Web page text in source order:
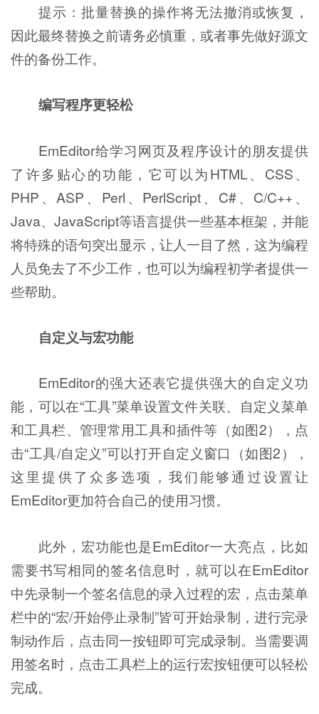
提示：批量替换的操作将无法撤消或恢复，
因此最终替换之前请务必慎重，或者事先做好源文
件的备份工作。
编写程序更轻松
EmEditor给学习网页及程序设计的朋友提供
了许多贴心的功能，它可以为HTML、CSS、
PHP、ASP、Perl、PerlScript、C#、C/C++、
Java、JavaScript等语言提供一些基本框架，并能
将特殊的语句突出显示，让人一目了然，这为编程
人员免去了不少工作，也可以为编程初学者提供一
些帮助。
自定义与宏功能
EmEditor的强大还表它提供强大的自定义功
能，可以在“工具”菜单设置文件关联、自定义菜单
和工具栏、管理常用工具和插件等（如图2），点
击“工具/自定义”可以打开自定义窗口（如图2），
这里提供了众多选项，我们能够通过设置让
EmEditor更加符合自己的使用习惯。
此外，宏功能也是EmEditor一大亮点，比如
需要书写相同的签名信息时，就可以在EmEditor
中先录制一个签名信息的录入过程的宏，点击菜单
栏中的“宏/开始停止录制”皆可开始录制，进行完录
制动作后，点击同一按钮即可完成录制。当需要调
用签名时，点击工具栏上的运行宏按钮便可以轻松
完成。